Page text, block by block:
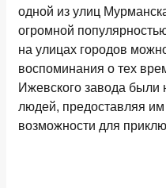
одной из улиц
огромной
на улицах городов
воспоминания о тех
Ижевского завода были
людей, предоставляя
возможности для